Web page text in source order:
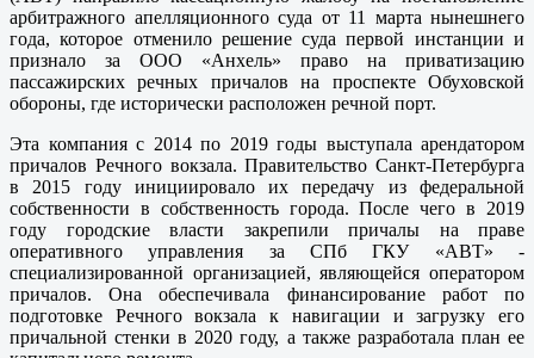
арбитражного апелляционного суда от 11 марта нынешнего
года, которое отменило решение суда первой инстанции и
признало за ООО «Анхель» право на приватизацию
пассажирских речных причалов на проспекте Обуховской
обороны, где исторически расположен речной порт.
Эта компания с 2014 по 2019 годы выступала арендатором
причалов Речного вокзала. Правительство Санкт-Петербурга
в 2015 году инициировало их передачу из федеральной
собственности в собственность города. После чего в 2019
году городские власти закрепили причалы на праве
оперативного управления за СПб ГКУ «АВТ» -
специализированной организацией, являющейся оператором
причалов. Она обеспечивала финансирование работ по
подготовке Речного вокзала к навигации и загрузку его
причальной стенки в 2020 году, а также разработала план ее